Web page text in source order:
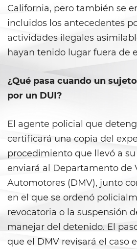
Controlada
Posesión de una
Controlada para
Posesión de
Venta
Proposición 36
Transporte de
Controlada para
Delitos de Fraude
Fraude a La
Los Trabajadores
California, pero también se
incluidos los antecedentes
actividades ilegales
hayan tenido lugar fuera de
¿Qué pasa cuando un
por un DUI?
El agente policial que
certificará una copia del
procedimiento que llevó a
enviará al Departamento de
Automotores (DMV), junto
en el que se ordenó
revocatoria o la suspensión
manejar del detenido. El
que el DMV revisará el caso